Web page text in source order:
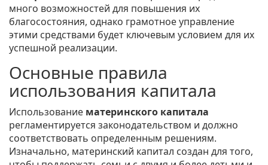
много возможностей для повышения их
благосостояния, однако грамотное управление
этими средствами будет ключевым условием для их
успешной реализации.
Основные правила
использования капитала
Использование материнского капитала
регламентируется законодательством и должно
соответствовать определенным решениям.
Изначально, материнский капитал создан для того,